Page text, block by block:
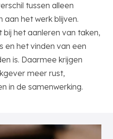
tussen alleen
het werk blijven.
het aanleren van taken,
en het vinden van een
is. Daarmee krijgen
meer rust,
in de samenwerking.